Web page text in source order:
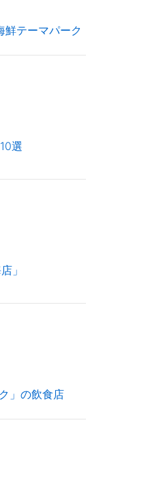
鮮テーマパーク
選
」
」の飲食店